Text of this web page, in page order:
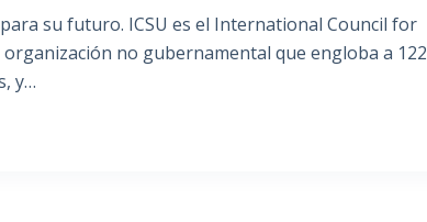
su futuro. ICSU es el International Council for
no gubernamental que engloba a 122
y…